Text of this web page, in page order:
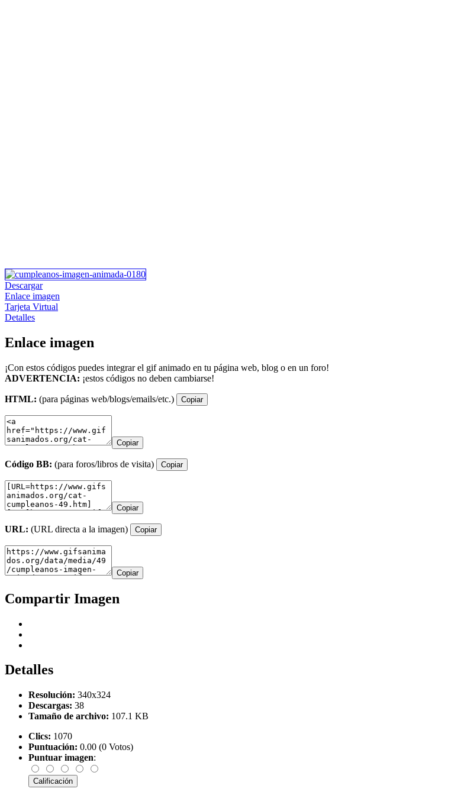
Descargar
Enlace imagen
Tarjeta Virtual
Detalles
Enlace imagen
¡Con estos códigos puedes integrar el gif animado en tu página web, blog o en un foro!
ADVERTENCIA: ¡estos códigos no deben cambiarse!
HTML: (para páginas web/blogs/emails/etc.) Copiar
Copiar
Código BB: (para foros/libros de visita) Copiar
Copiar
URL: (URL directa a la imagen) Copiar
Copiar
Compartir Imagen
Detalles
Resolución: 340x324
Descargas: 38
Tamaño de archivo: 107.1 KB
Clics: 1070
Puntuación: 0.00 (0 Votos)
Puntuar imagen: